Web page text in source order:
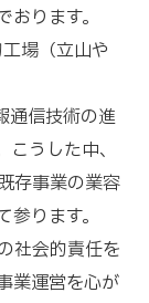
ります。
場（立山や
通信技術の進
うした中、
存事業の業容
ります。
社会的責任を
業運営を心が